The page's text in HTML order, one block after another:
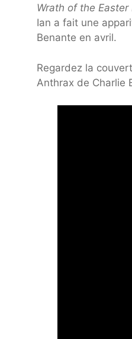
Wrath of the Easter
Ian a fait une
Benante en avril.
Regardez la
Anthrax de Charlie